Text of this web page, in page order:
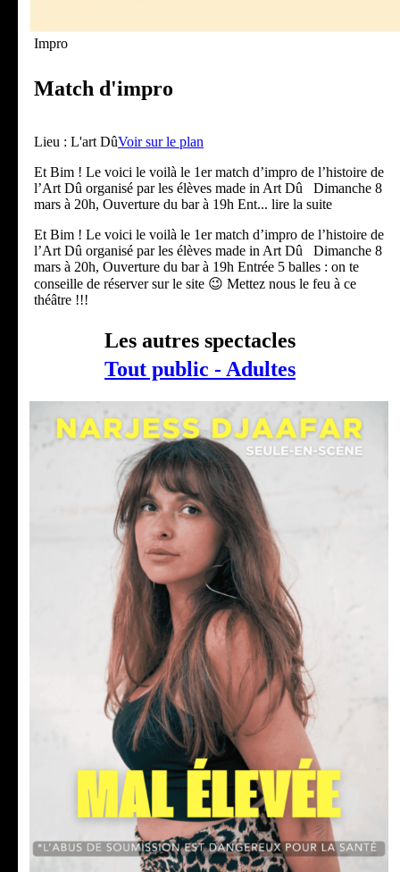
Impro
Match d'impro
Lieu : L'art DûVoir sur le plan
Et Bim ! Le voici le voilà le 1er match d’impro de l’histoire de
l’Art Dû organisé par les élèves made in Art Dû Dimanche 8
mars à 20h, Ouverture du bar à 19h Ent... lire la suite
Et Bim ! Le voici le voilà le 1er match d’impro de l’histoire de
l’Art Dû organisé par les élèves made in Art Dû Dimanche 8
mars à 20h, Ouverture du bar à 19h Entrée 5 balles : on te
conseille de réserver sur le site 😉 Mettez nous le feu à ce
théâtre !!!
Les autres spectacles
Tout public - Adultes